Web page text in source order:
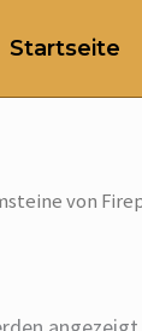
Startseite
von